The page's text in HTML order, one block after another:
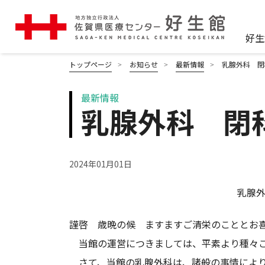
好
トップページ お知らせ 最新情報 乳腺外科 閉
最新情報
乳腺外科 閉
2024年01月01日
乳腺
謹啓 歳晩の候 ますますご清栄のこととお
当館の運営につきましては、平素より種々
さて、当館の乳腺外科は、諸般の事情によ